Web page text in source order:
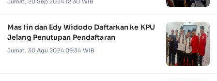
Jumat, 20 Sep 2024 12:30 WIB
Mas Iin dan Edy Widodo Daftarkan ke KPU
Jelang Penutupan Pendaftaran
Jumat, 30 Agu 2024 09:34 WIB